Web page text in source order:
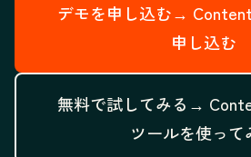
デモを申し込む→
申し込む
無料で試してみる→
ツールを使って